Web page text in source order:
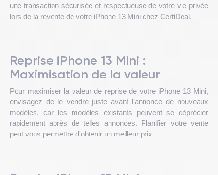
une transaction sécurisée et respectueuse de votre vie privée
lors de la revente de votre iPhone 13 Mini chez CertiDeal.
Reprise iPhone 13 Mini :
Maximisation de la valeur
Pour maximiser la valeur de reprise de votre iPhone 13 Mini,
envisagez de le vendre juste avant l'annonce de nouveaux
modèles, car les modèles existants peuvent se déprécier
rapidement après de telles annonces. Planifier votre vente
peut vous permettre d'obtenir un meilleur prix.